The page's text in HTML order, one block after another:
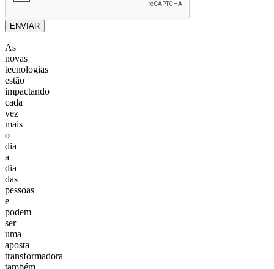
ENVIAR
As
novas
tecnologias
estão
impactando
cada
vez
mais
o
dia
a
dia
das
pessoas
e
podem
ser
uma
aposta
transformadora
também